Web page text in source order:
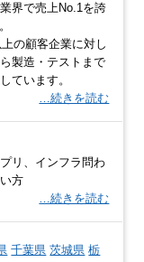
界で売上No.1を誇
の顧客企業に対し
製造・テストまで
ています。
…続きを読む
リ、インフラ問わ
方
…続きを読む
千葉県 茨城県 栃